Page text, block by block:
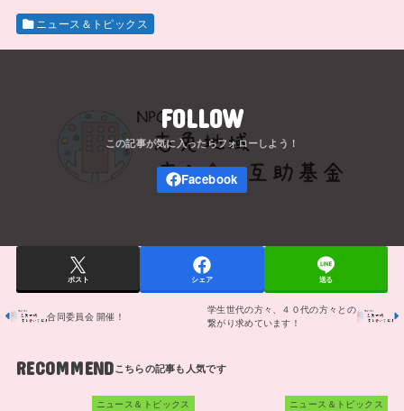
ニュース＆トピックス
FOLLOW
ポスト シェア 送る
合同委員会 開催！
学生世代の方々、４０代の方々との
繋がり求めています！
RECOMMEND
ニュース＆トピックス ニュース＆トピックス